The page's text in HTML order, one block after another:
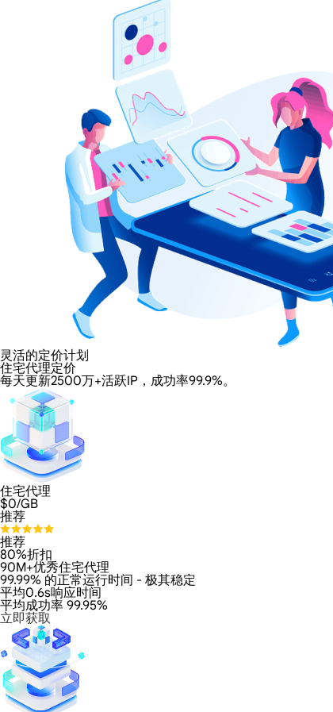
灵活的定价计划
住宅代理定价
每天更新2500万+活跃IP，成功率99.9%。
住宅代理
$0/GB
推荐
推荐
80%折扣
90M+优秀住宅代理
99.99% 的正常运行时间 - 极其稳定
平均0.6s响应时间
平均成功率 99.95%
立即获取